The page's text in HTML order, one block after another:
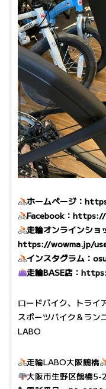
ホームページ：
Facebook：https://
走輪オンラインショ
https://wowma.jp/
インスタグラム：
走輪BASE店：
ロードバイク、トライ
スポーツバイク＆ラ
LABO
走輪LABO大阪鶴橋
大阪市生野区鶴橋